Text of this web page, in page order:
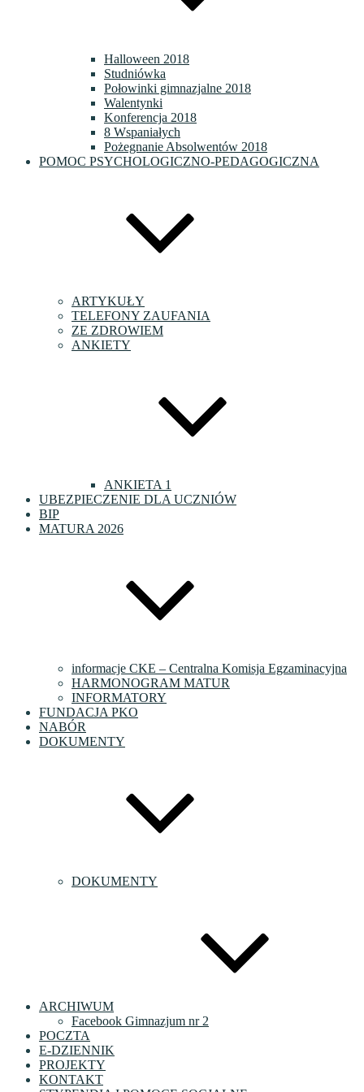
Halloween 2018
Studniówka
Połowinki gimnazjalne 2018
Walentynki
Konferencja 2018
8 Wspaniałych
Pożegnanie Absolwentów 2018
POMOC PSYCHOLOGICZNO-PEDAGOGICZNA
ARTYKUŁY
TELEFONY ZAUFANIA
ZE ZDROWIEM
ANKIETY
ANKIETA 1
UBEZPIECZENIE DLA UCZNIÓW
BIP
MATURA 2026
informacje CKE – Centralna Komisja Egzaminacyjna
HARMONOGRAM MATUR
INFORMATORY
FUNDACJA PKO
NABÓR
DOKUMENTY
DOKUMENTY
ARCHIWUM
Facebook Gimnazjum nr 2
POCZTA
E-DZIENNIK
PROJEKTY
KONTAKT